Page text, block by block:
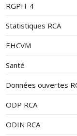
RGPH-4
Statistiques RCA
EHCVM
Santé
Données ouvertes
ODP RCA
ODIN RCA